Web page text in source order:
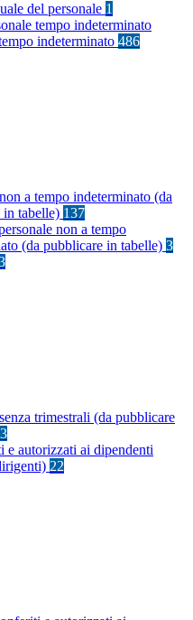
del personale 1
tempo indeterminato
indeterminato 486
a tempo indeterminato (da
in tabelle) 137
non a tempo
(da pubblicare in tabelle) 3
trimestrali (da pubblicare
3
e autorizzati ai dipendenti
22